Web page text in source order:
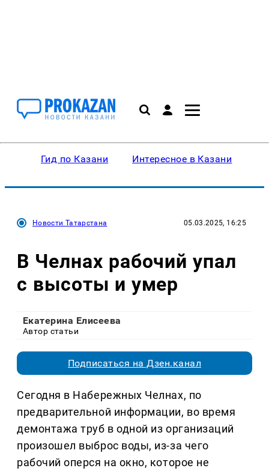
Гид по Казани Интересное в Казани
Новости Татарстана 05.03.2025, 16:25
В Челнах рабочий упал
с высоты и умер
Екатерина Елисеева
Автор статьи
Подписаться на Дзен.канал
Сегодня в Набережных Челнах, по
предварительной информации, во время
демонтажа труб в одной из организаций
произошел выброс воды, из-за чего
рабочий оперся на окно, которое не